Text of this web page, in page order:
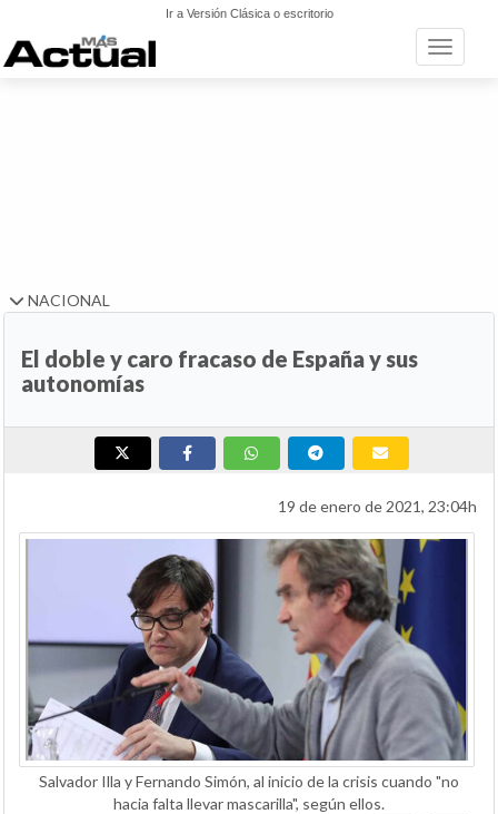
Ir a Versión Clásica o escritorio
Toggle
NACIONAL
El doble y caro fracaso de España y sus
autonomías
19 de enero de 2021, 23:04h
Salvador Illa y Fernando Simón, al inicio de la crisis cuando "no
hacia falta llevar mascarilla", según ellos.